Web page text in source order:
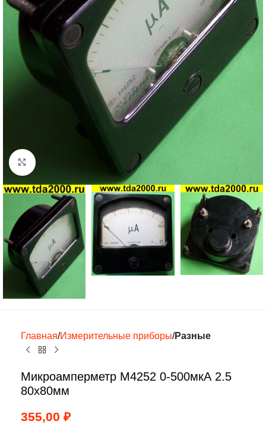
Нажмите, чтобы увеличить
Главная Измерительные приборы Разные
Микроамперметр М4252 0-500мкА 2.5
80х80мм
355,00 ₽